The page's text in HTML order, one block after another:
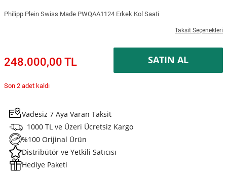
Philipp Plein Swiss Made PWQAA1124 Erkek Kol Saati
Taksit Seçenekleri
248.000,00 TL SATIN AL
Son 2 adet kaldı
Vadesiz 7 Aya Varan Taksit
1000 TL ve Üzeri Ücretsiz Kargo
%100 Orijinal Ürün
Distribütör ve Yetkili Satıcısı
Hediye Paketi